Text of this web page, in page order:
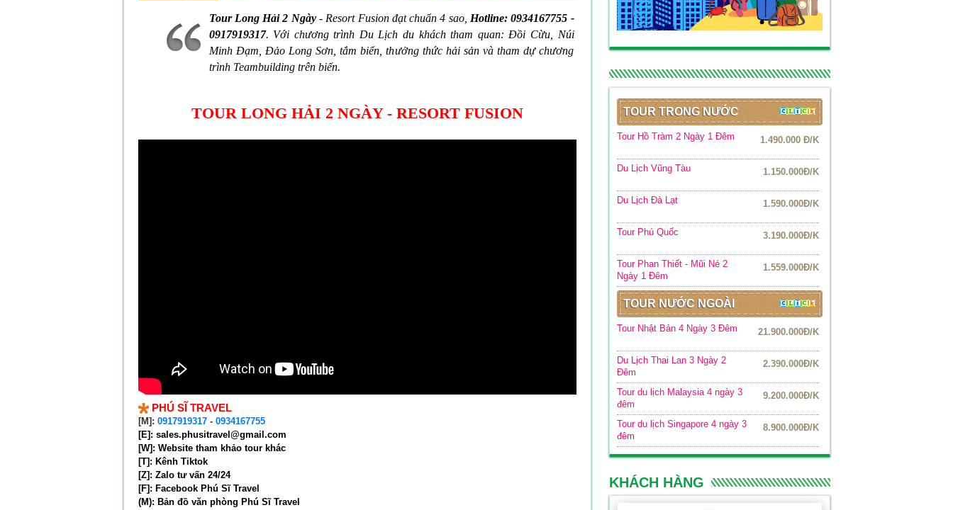
Tour Long Hải 2 Ngày- Resort Fusion đạt chuẩn 4 sao, Hotline: 0934167755 -
0917919317. Với chương trình Du Lịch du khách tham quan: Đồi Cừu, Núi
Minh Đạm, Đảo Long Sơn, tắm biển, thưởng thức hải sản và tham dự chương
trình Teambuilding trên biển.
TOUR LONG HẢI 2 NGÀY - RESORT FUSION
​PHÚ SĨ TRAVEL
[M]: 0917919317- 0934167755
[E]: sales.phusitravel@gmail.com
[W]: Website tham khảo tour khác
[T]: Kênh Tiktok
[Z]: Zalo tư vấn 24/24
[F]: Facebook Phú Sĩ Travel
(M): Bản đồ văn phòng Phú Sĩ Travel
TOUR TRONG NƯỚC
Tour Hồ Tràm 2 Ngày 1 Đêm 1.490.000 Đ/K
Du Lịch Vũng Tàu 1.150.000Đ/K
Du Lịch Đà Lạt 1.590.000Đ/K
Tour Phú Quốc 3.190.000Đ/K
Tour Phan Thiết - Mũi Né 2
Ngày 1 Đêm
1.559.000Đ/K
TOUR NƯỚC NGOÀI
Tour Nhật Bản 4 Ngày 3 Đêm 21.900.000Đ/K
Du Lịch Thai Lan 3 Ngày 2
Đêm
2.390.000Đ/K
Tour du lịch Malaysia 4 ngày 3
đêm
9.200.000Đ/K
Tour du lịch Singapore 4 ngày 3
đêm
8.900.000Đ/K
KHÁCH HÀNG